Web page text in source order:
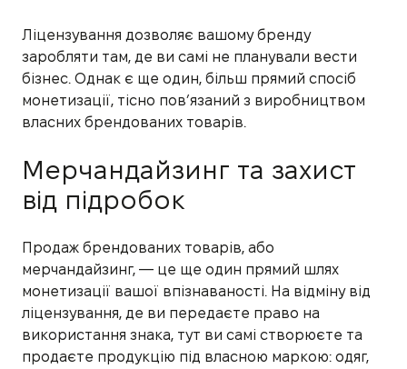
Ліцензування дозволяє вашому бренду
заробляти там, де ви самі не планували вести
бізнес. Однак є ще один, більш прямий спосіб
монетизації, тісно пов’язаний з виробництвом
власних брендованих товарів.
Мерчандайзинг та захист
від підробок
Продаж брендованих товарів, або
мерчандайзинг, — це ще один прямий шлях
монетизації вашої впізнаваності. На відміну від
ліцензування, де ви передаєте право на
використання знака, тут ви самі створюєте та
продаєте продукцію під власною маркою: одяг,